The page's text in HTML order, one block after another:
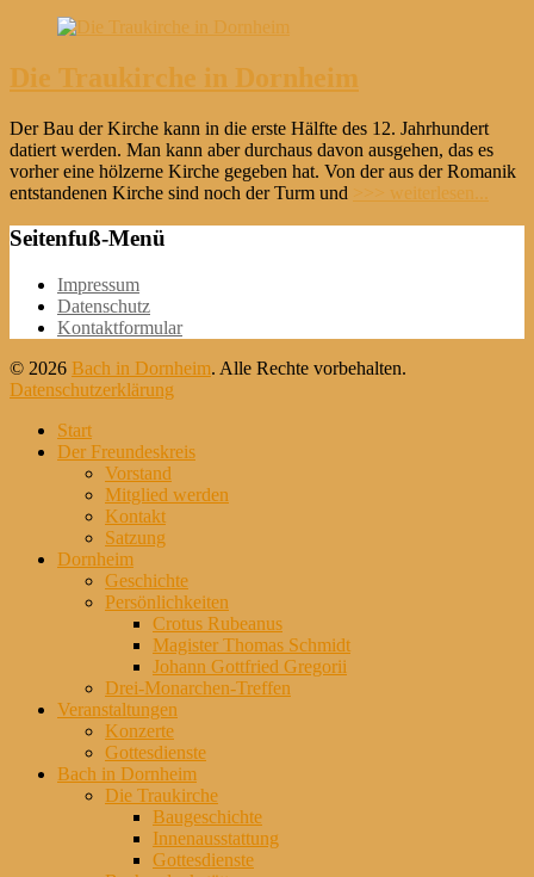
Die Traukirche in Dornheim
Der Bau der Kirche kann in die erste Hälfte des 12. Jahrhundert
datiert werden. Man kann aber durchaus davon ausgehen, das es
vorher eine hölzerne Kirche gegeben hat. Von der aus der Romanik
entstandenen Kirche sind noch der Turm und >>> weiterlesen...
Seitenfuß-Menü
Weiter
zum
Inhalt
Impressum
Datenschutz
Kontaktformular
© 2026 Bach in Dornheim. Alle Rechte vorbehalten.
Datenschutzerklärung
oben
scrollen
Start
Der Freundeskreis
Vorstand
Mitglied werden
Kontakt
Satzung
Dornheim
Geschichte
Persönlichkeiten
Crotus Rubeanus
Magister Thomas Schmidt
Johann Gottfried Gregorii
Drei-Monarchen-Treffen
Veranstaltungen
Konzerte
Gottesdienste
Bach in Dornheim
Die Traukirche
Baugeschichte
Innenausstattung
Gottesdienste